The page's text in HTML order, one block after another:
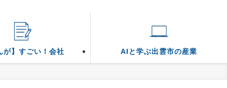
が】すごい！会社 AIと学ぶ出雲市の産業